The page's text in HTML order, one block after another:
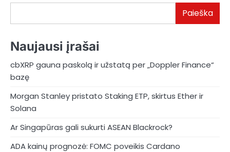
Paieška
Naujausi įrašai
cbXRP gauna paskolą ir užstatą per „Doppler Finance“
bazę
Morgan Stanley pristato Staking ETP, skirtus Ether ir
Solana
Ar Singapūras gali sukurti ASEAN Blackrock?
ADA kainų prognozė: FOMC poveikis Cardano